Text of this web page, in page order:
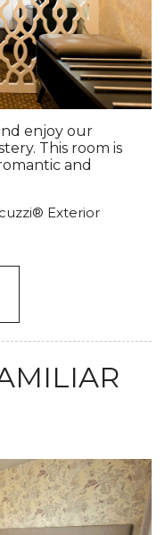
enjoy our
This room is
and
Exterior